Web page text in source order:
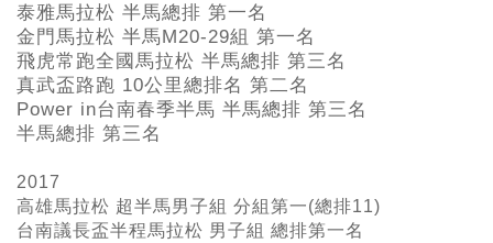
泰雅馬拉松 半馬總排 第一名
金門馬拉松 半馬M20-29組 第一名
飛虎常跑全國馬拉松 半馬總排 第三名
真武盃路跑 10公里總排名 第二名
Power in台南春季半馬 半馬總排 第三名
半馬總排 第三名
2017
高雄馬拉松 超半馬男子組 分組第一(總排11)
台南議長盃半程馬拉松 男子組 總排第一名